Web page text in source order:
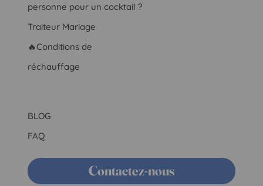
personne pour un cocktail ?
Traiteur Mariage
🔥Conditions de
réchauffage
BLOG
FAQ
Contactez-nous